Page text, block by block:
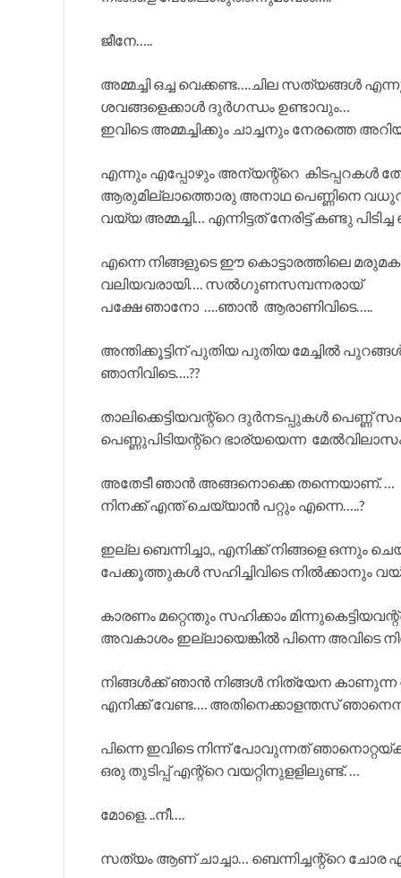
ജീനേ…..
അമ്മച്ചി ഒച്ച വെക്കണ്ട….ചില സത്യങ്ങൾ
ശവങ്ങളെക്കാൾ ദുർഗന്ധം ഉണ്ടാവും…
ഇവിടെ അമ്മച്ചിക്കും ചാച്ചനും നേരത്തെ
എന്നും എപ്പോഴും അന്യന്റ്റെ കിടപ്പറകൾ
ആരുമില്ലാത്തൊരു അനാഥ പെണ്ണിനെ
വയ്യ അമ്മച്ചി… എന്നിട്ടത് നേരിട്ട് കണ്ടു
എന്നെ നിങ്ങളുടെ ഈ കൊട്ടാരത്തിലെ
വലിയവരായി…. സൽഗുണസമ്പന്നരായ്
പക്ഷേ ഞാനോ ….ഞാൻ ആരാണിവിടെ…..
അന്തിക്കൂട്ടിന് പുതിയ പുതിയ മേച്ചിൽ
ഞാനിവിടെ….??
താലിക്കെട്ടിയവന്റ്റെ ദുർനടപ്പുകൾ പെണ്ണ്
പെണ്ണുപിടിയന്റ്റെ ഭാര്യയെന്ന
അതേടീ ഞാൻ അങ്ങനൊക്കെ തന്നെയാണ്. …
നിനക്ക് എന്ത് ചെയ്യാൻ പറ്റും എന്നെ…..?
ഇല്ല ബെന്നിച്ചാ,, എനിക്ക് നിങ്ങളെ
പേക്കൂത്തുകൾ സഹിച്ചിവിടെ നിൽക്കാനും
കാരണം മറ്റെന്തും സഹിക്കാം
അവകാശം ഇല്ലായെങ്കിൽ പിന്നെ
നിങ്ങൾക്ക് ഞാൻ നിങ്ങൾ നിത്യേന
എനിക്ക് വേണ്ട…. അതിനെക്കാളന്തസ്
പിന്നെ ഇവിടെ നിന്ന് പോവുന്നത്
ഒരു തുടിപ്പ് എന്റ്റെ വയറ്റിനുളളിലുണ്ട്. …
മോളെ. ..നീ….
സത്യം ആണ് ചാച്ചാ… ബെന്നിച്ചന്റ്റെ ചോര